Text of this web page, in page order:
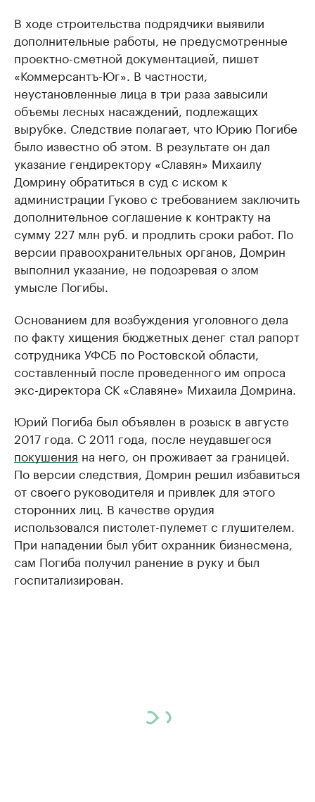
В ходе строительства подрядчики выявили
дополнительные работы, не предусмотренные
проектно-сметной документацией, пишет
«Коммерсантъ-Юг». В частности,
неустановленные лица в три раза завысили
объемы лесных насаждений, подлежащих
вырубке. Следствие полагает, что Юрию Погибе
было известно об этом. В результате он дал
указание гендиректору «Славян» Михаилу
Домрину обратиться в суд с иском к
администрации Гуково с требованием заключить
дополнительное соглашение к контракту на
сумму 227 млн руб. и продлить сроки работ. По
версии правоохранительных органов, Домрин
выполнил указание, не подозревая о злом
умысле Погибы.
Основанием для возбуждения уголовного дела
по факту хищения бюджетных денег стал рапорт
сотрудника УФСБ по Ростовской области,
составленный после проведенного им опроса
экс-директора СК «Славяне» Михаила Домрина.
Юрий Погиба был объявлен в розыск в августе
2017 года. С 2011 года, после неудавшегося
покушения на него, он проживает за границей.
По версии следствия, Домрин решил избавиться
от своего руководителя и привлек для этого
сторонних лиц. В качестве орудия
использовался пистолет-пулемет с глушителем.
При нападении был убит охранник бизнесмена,
сам Погиба получил ранение в руку и был
госпитализирован.